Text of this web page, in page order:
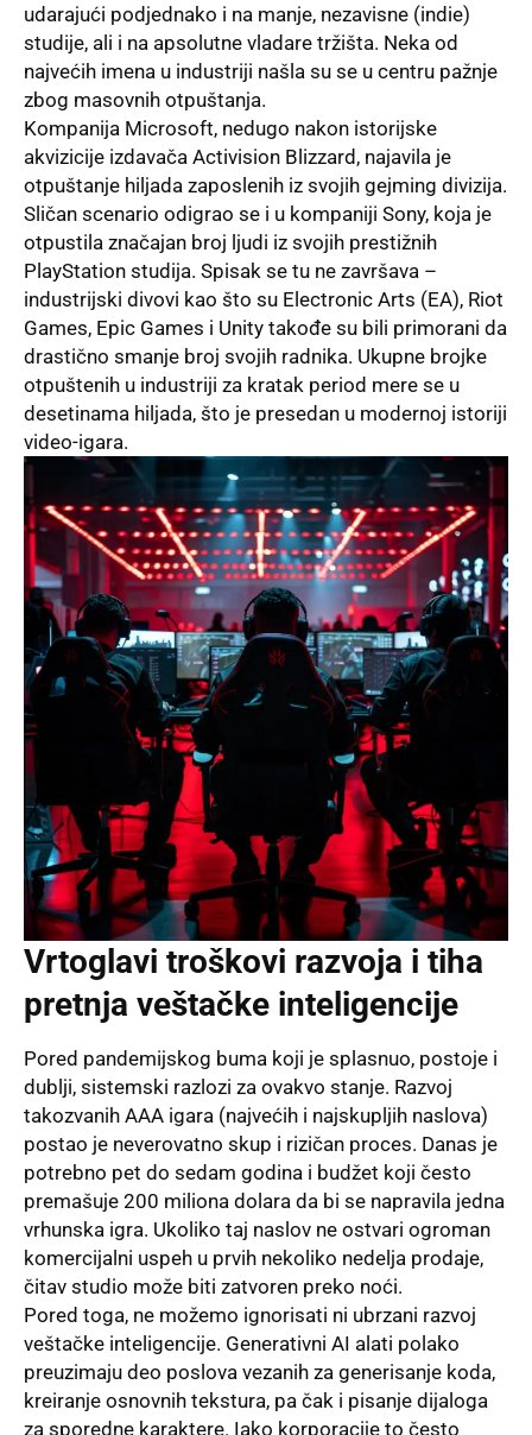
udarajući podjednako i na manje, nezavisne (indie)
studije, ali i na apsolutne vladare tržišta. Neka od
najvećih imena u industriji našla su se u centru pažnje
zbog masovnih otpuštanja.
Kompanija Microsoft, nedugo nakon istorijske
akvizicije izdavača Activision Blizzard, najavila je
otpuštanje hiljada zaposlenih iz svojih gejming divizija.
Sličan scenario odigrao se i u kompaniji Sony, koja je
otpustila značajan broj ljudi iz svojih prestižnih
PlayStation studija. Spisak se tu ne završava –
industrijski divovi kao što su Electronic Arts (EA), Riot
Games, Epic Games i Unity takođe su bili primorani da
drastično smanje broj svojih radnika. Ukupne brojke
otpuštenih u industriji za kratak period mere se u
desetinama hiljada, što je presedan u modernoj istoriji
video-igara.
Vrtoglavi troškovi razvoja i tiha
pretnja veštačke inteligencije
Pored pandemijskog buma koji je splasnuo, postoje i
dublji, sistemski razlozi za ovakvo stanje. Razvoj
takozvanih AAA igara (najvećih i najskupljih naslova)
postao je neverovatno skup i rizičan proces. Danas je
potrebno pet do sedam godina i budžet koji često
premašuje 200 miliona dolara da bi se napravila jedna
vrhunska igra. Ukoliko taj naslov ne ostvari ogroman
komercijalni uspeh u prvih nekoliko nedelja prodaje,
čitav studio može biti zatvoren preko noći.
Pored toga, ne možemo ignorisati ni ubrzani razvoj
veštačke inteligencije. Generativni AI alati polako
preuzimaju deo poslova vezanih za generisanje koda,
kreiranje osnovnih tekstura, pa čak i pisanje dijaloga
za sporedne karaktere. Iako korporacije to često